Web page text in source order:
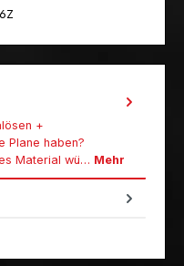
+
Plane haben?
Material wü… Mehr